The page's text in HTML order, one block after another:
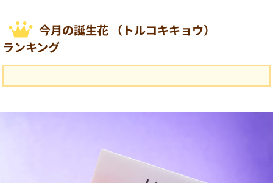
今月の誕生花 （トルコキキョウ）
ランキング